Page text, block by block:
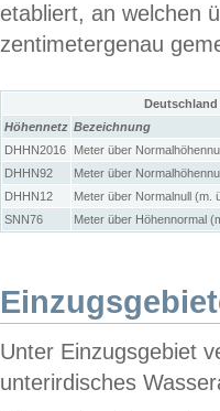
etabliert, an welchen
zentimetergenau
Höhennetz Bezeichnung
DHHN2016
Meter über
DHHN92
Meter über
DHHN12
Meter über Normalnull (m.
SNN76
Meter über Höhennormal
Unter Einzugsgebiet
unterirdisches